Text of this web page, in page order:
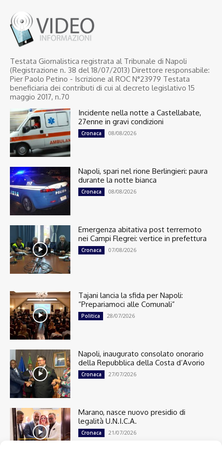
Testata Giornalistica registrata al Tribunale di Napoli
(Registrazione n. 38 del 18/07/2013) Direttore responsabile:
Pier Paolo Petino - Iscrizione al ROC N°23979 Testata
beneficiaria dei contributi di cui al decreto legislativo 15
maggio 2017, n.70
Incidente nella notte a Castellabate,
27enne in gravi condizioni
Cronaca 08/08/2026
Napoli, spari nel rione Berlingieri: paura
durante la notte bianca
Cronaca 08/08/2026
Emergenza abitativa post terremoto
nei Campi Flegrei: vertice in prefettura
Cronaca 07/08/2026
Tajani lancia la sfida per Napoli:
“Prepariamoci alle Comunali”
Politica 28/07/2026
Napoli, inaugurato consolato onorario
della Repubblica della Costa d’Avorio
Cronaca 27/07/2026
Marano, nasce nuovo presidio di
legalità U.N.I.C.A.
Cronaca 21/07/2026